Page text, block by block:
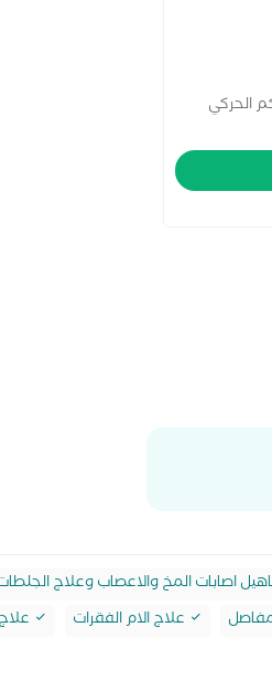
للتحكم الحركي
اصابات المخ والاعصاب وعلاج
علاج الام الفقرات